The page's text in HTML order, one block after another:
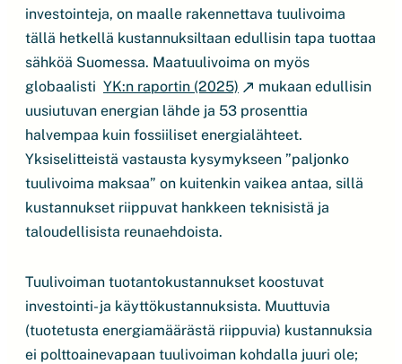
investointeja, on maalle rakennettava tuulivoima
tällä hetkellä kustannuksiltaan edullisin tapa tuottaa
sähköä Suomessa. Maatuulivoima on myös
globaalisti YK:n raportin (2025)
mukaan edullisin
uusiutuvan energian lähde ja 53 prosenttia
halvempaa kuin fossiiliset energialähteet.
Yksiselitteistä vastausta kysymykseen ”paljonko
tuulivoima maksaa” on kuitenkin vaikea antaa, sillä
kustannukset riippuvat hankkeen teknisistä ja
taloudellisista reunaehdoista.
Tuulivoiman tuotantokustannukset koostuvat
investointi- ja käyttökustannuksista. Muuttuvia
(tuotetusta energiamäärästä riippuvia) kustannuksia
ei polttoainevapaan tuulivoiman kohdalla juuri ole;